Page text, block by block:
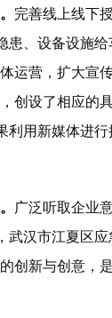
完善线上线下
患、设备设施
运营，扩大宣
创设了相应的
利用新媒体进
广泛听取企业
武汉市江夏区
创新与创意，